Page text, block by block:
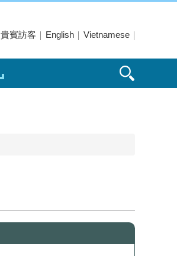
貴賓訪客 English Vietnamese